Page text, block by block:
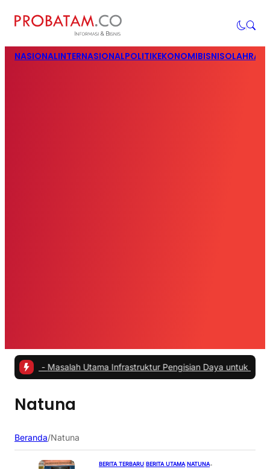
NASIONALINTERNASIONALPOLITIKEKONOMIBISNIS
Masalah Utama Infrastruktur Pengisian Daya untuk Mobil
Natuna
Beranda/Natuna
BERITA TERBARU BERITA UTAMA NATUNA•